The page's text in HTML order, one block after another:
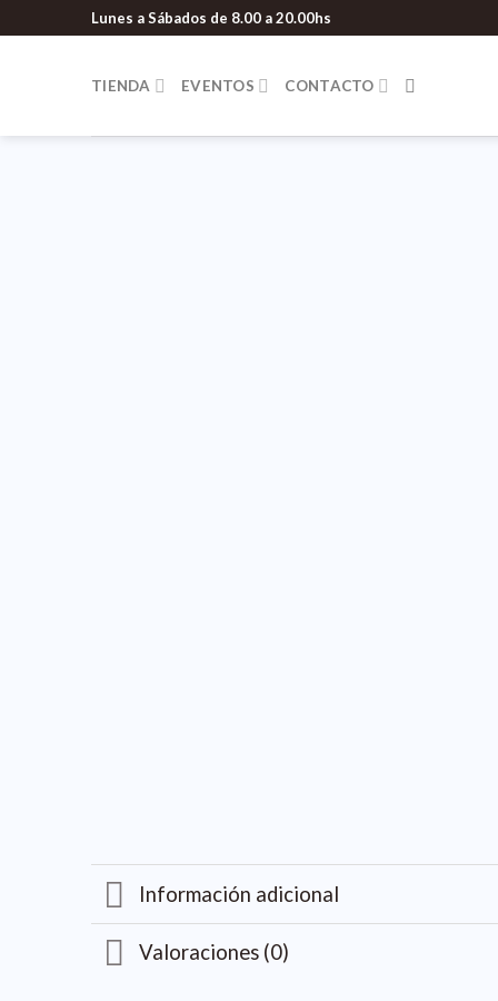
Lunes a Sábados de 8.00 a 20.00hs
TIENDA EVENTOS CONTACTO
Información adicional
Valoraciones (0)